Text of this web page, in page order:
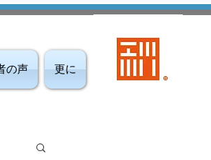
の声 更に